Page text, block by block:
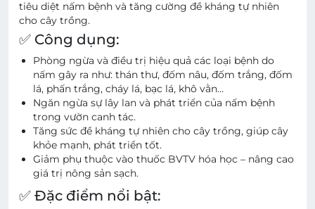
tiêu diệt nấm bệnh và tăng cường đề kháng tự nhiên
cho cây trồng.
✅ Công dụng:
Phòng ngừa và điều trị hiệu quả các loại bệnh do
nấm gây ra như: thán thư, đốm nâu, đốm trắng, đốm
lá, phấn trắng, cháy lá, bạc lá, khô vằn…
Ngăn ngừa sự lây lan và phát triển của nấm bệnh
trong vườn canh tác.
Tăng sức đề kháng tự nhiên cho cây trồng, giúp cây
khỏe mạnh, phát triển tốt.
Giảm phụ thuộc vào thuốc BVTV hóa học – nâng cao
giá trị nông sản sạch.
✅ Đặc điểm nổi bật: